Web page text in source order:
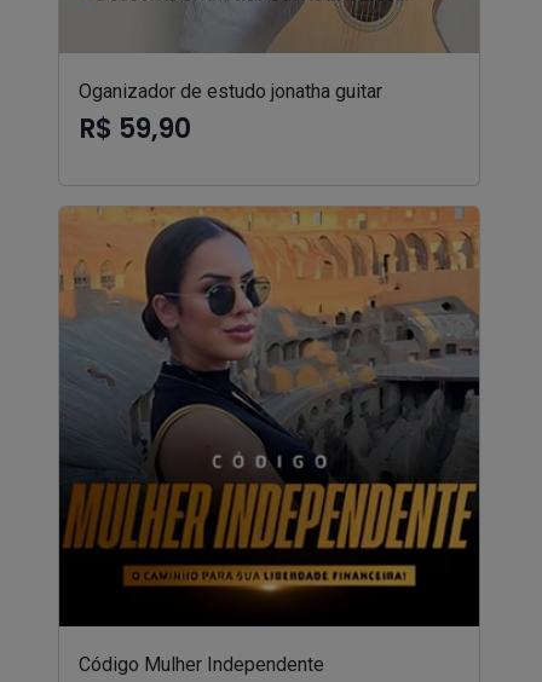
Oganizador de estudo jonatha guitar
R$ 59,90
Código Mulher Independente